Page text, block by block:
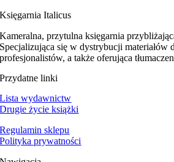
Księgarnia Italicus
Kameralna, przytulna księgarnia
Specjalizująca się w dystrybucji materiałów
profesjonalistów, a także oferująca
Przydatne linki
Lista wydawnictw
Drugie życie książki
Regulamin sklepu
Polityka prywatności